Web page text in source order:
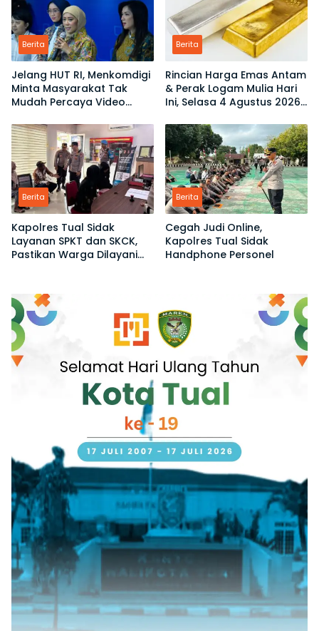
Berita
Jelang HUT RI, Menkomdigi
Minta Masyarakat Tak
Mudah Percaya Video
Berita
Rincian Harga Emas Antam
& Perak Logam Mulia Hari
Ini, Selasa 4 Agustus 2026:
Rp2,6 Juta!
Berita
Kapolres Tual Sidak
Layanan SPKT dan SKCK,
Pastikan Warga Dilayani
Berita
Cegah Judi Online,
Kapolres Tual Sidak
Handphone Personel